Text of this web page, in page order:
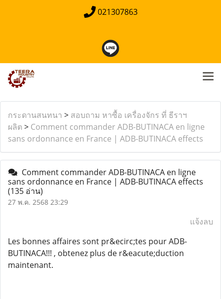
021307863
กระดานสนทนา > สอบถาม หาซื้อ เครื่องจักร ที่ ธีราฯ
ผลิต > Comment commander ADB-BUTINACA en ligne
sans ordonnance en France | ADB-BUTINACA effects
Comment commander ADB-BUTINACA en ligne
sans ordonnance en France | ADB-BUTINACA effects
(135 อ่าน)
27 พ.ค. 2568 23:29
แจ้งลบ
Les bonnes affaires sont pr&ecirc;tes pour ADB-
BUTINACA!!! , obtenez plus de r&eacute;duction
maintenant.